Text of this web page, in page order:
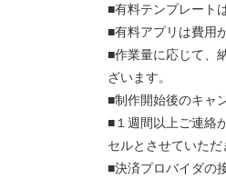
■有料テンプレート
■有料アプリは費用
■作業量に応じて、
ざいます。
■制作開始後のキャ
■１週間以上ご連絡
セルとさせていただ
■決済プロバイダの